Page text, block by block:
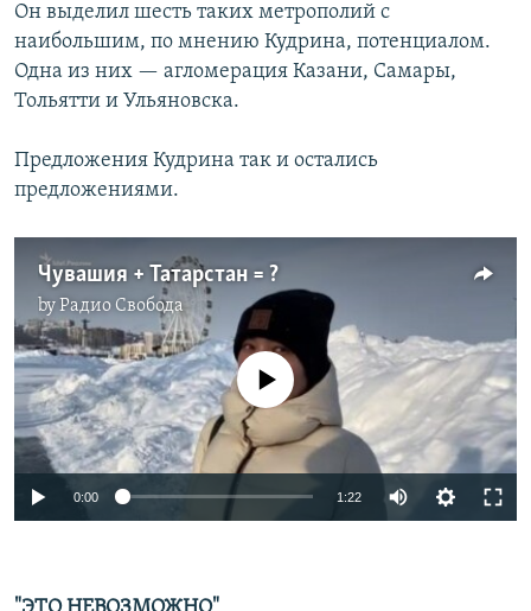
Он выделил шесть таких метрополий с
наибольшим, по мнению Кудрина, потенциалом.
Одна из них — агломерация Казани, Самары,
Тольятти и Ульяновска.
Предложения Кудрина так и остались
предложениями.
Чувашия + Татарстан = ?
byРадио Свобода
No media source currently available
0:00 1:22